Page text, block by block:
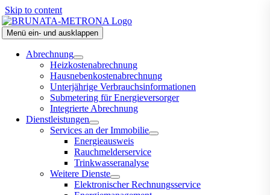
Skip to content
Menü ein- und ausklappen
Abrechnung
Heizkostenabrechnung
Hausnebenkostenabrechnung
Unterjährige Verbrauchsinformationen
Submetering für Energieversorger
Integrierte Abrechnung
Dienstleistungen
Services an der Immobilie
Energieausweis
Rauchmelderservice
Trinkwasseranalyse
Weitere Dienste
Elektronischer Rechnungsservice